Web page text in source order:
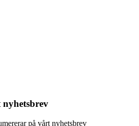
på vårt nyhetsbrev